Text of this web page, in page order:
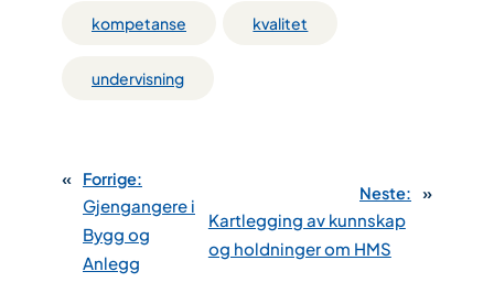
kompetanse kvalitet
undervisning
« Forrige:
Gjengangere i
Bygg og
Anlegg
Neste:
Kartlegging av kunnskap
og holdninger om HMS
»